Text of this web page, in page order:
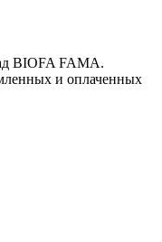
BIOFA FAMA.
и оплаченных